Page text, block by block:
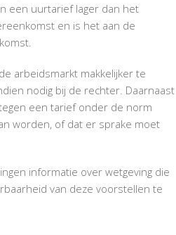
een uurtarief lager dan het
en is het aan de
arbeidsmarkt makkelijker te
nodig bij de rechter. Daarnaast
een tarief onder de norm
worden, of dat er sprake moet
informatie over wetgeving die
van deze voorstellen te